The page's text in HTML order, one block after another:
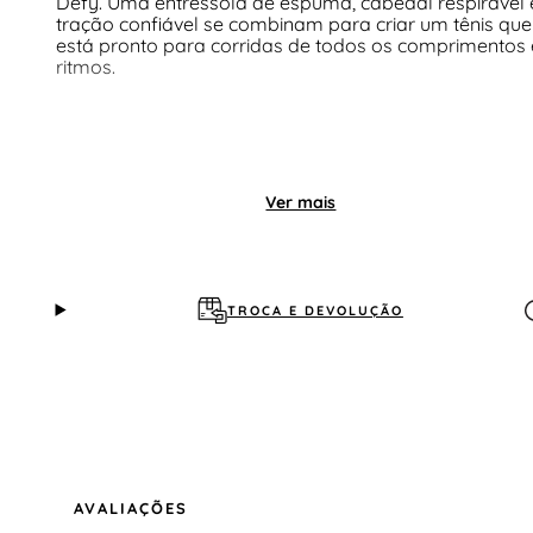
tração confiável se combinam para criar um tênis que
está pronto para corridas de todos os comprimentos
ritmos.
Ver mais
TROCA E DEVOLUÇÃO
AVALIAÇÕES